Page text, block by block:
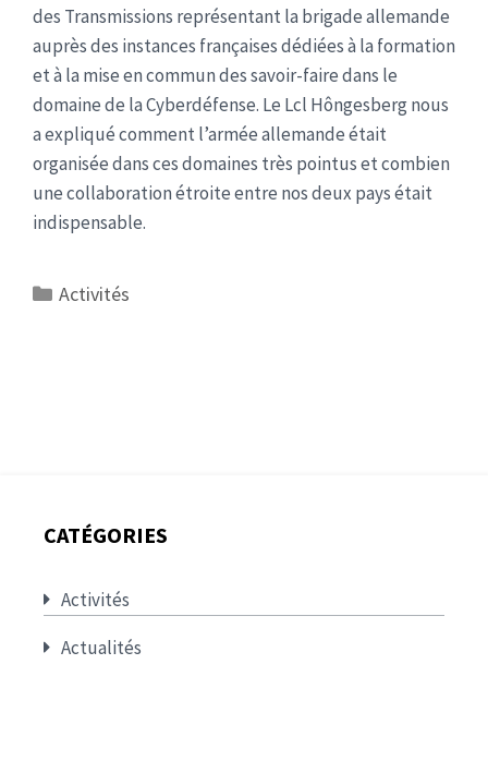
des Transmissions représentant la brigade allemande
auprès des instances françaises dédiées à la formation
et à la mise en commun des savoir-faire dans le
domaine de la Cyberdéfense. Le Lcl Hôngesberg nous
a expliqué comment l’armée allemande était
organisée dans ces domaines très pointus et combien
une collaboration étroite entre nos deux pays était
indispensable.
Catégories
Activités
CATÉGORIES
Activités
Actualités